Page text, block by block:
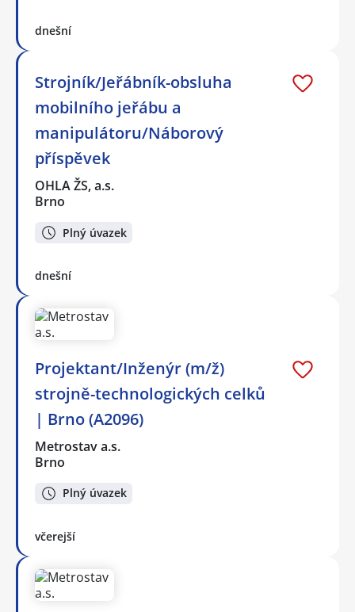
dnešní
Strojník/Jeřábník-obsluha
mobilního jeřábu a
manipulátoru/Náborový
příspěvek
OHLA ŽS, a.s.
Brno
Plný úvazek
dnešní
Projektant/Inženýr (m/ž)
strojně-technologických celků
| Brno (A2096)
Metrostav a.s.
Brno
Plný úvazek
včerejší